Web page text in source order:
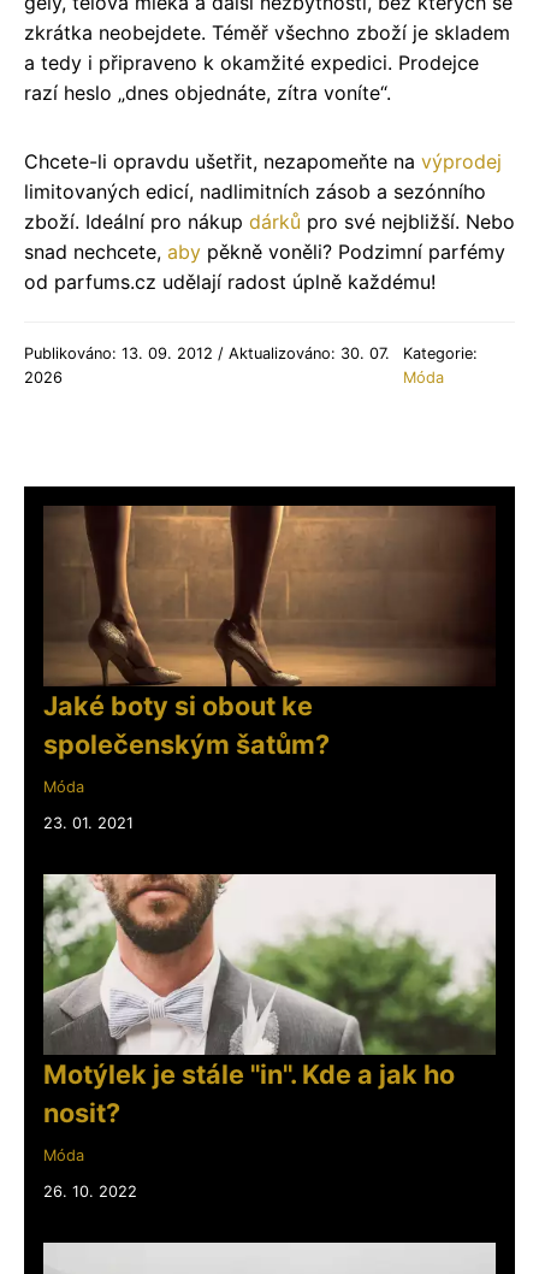
zkrátka neobejdete. Téměř všechno zboží je skladem
a tedy i připraveno k okamžité expedici. Prodejce
razí heslo „dnes objednáte, zítra voníte“.
Chcete-li opravdu ušetřit, nezapomeňte na výprodej
limitovaných edicí, nadlimitních zásob a sezónního
zboží. Ideální pro nákup dárků pro své nejbližší. Nebo
snad nechcete, aby pěkně voněli? Podzimní parfémy
od parfums.cz udělají radost úplně každému!
Publikováno: 13. 09. 2012 / Aktualizováno: 30. 07.
2026
Kategorie:
Móda
Jaké boty si obout ke
společenským šatům?
Móda
23. 01. 2021
Motýlek je stále "in". Kde a jak ho
nosit?
Móda
26. 10. 2022